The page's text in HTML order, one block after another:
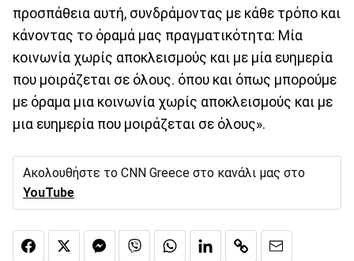
προσπάθεια αυτή, συνδράμοντας με κάθε τρόπο και
κάνοντας το όραμά μας πραγματικότητα: Μία
κοινωνία χωρίς αποκλεισμούς και με μία ευημερία
που μοιράζεται σε όλους. όπου και όπως μπορούμε
με όραμα μια κοινωνία χωρίς αποκλεισμούς και με
μια ευημερία που μοιράζεται σε όλους».
Ακολουθήστε το CNN Greece στο κανάλι μας στο
YouTube